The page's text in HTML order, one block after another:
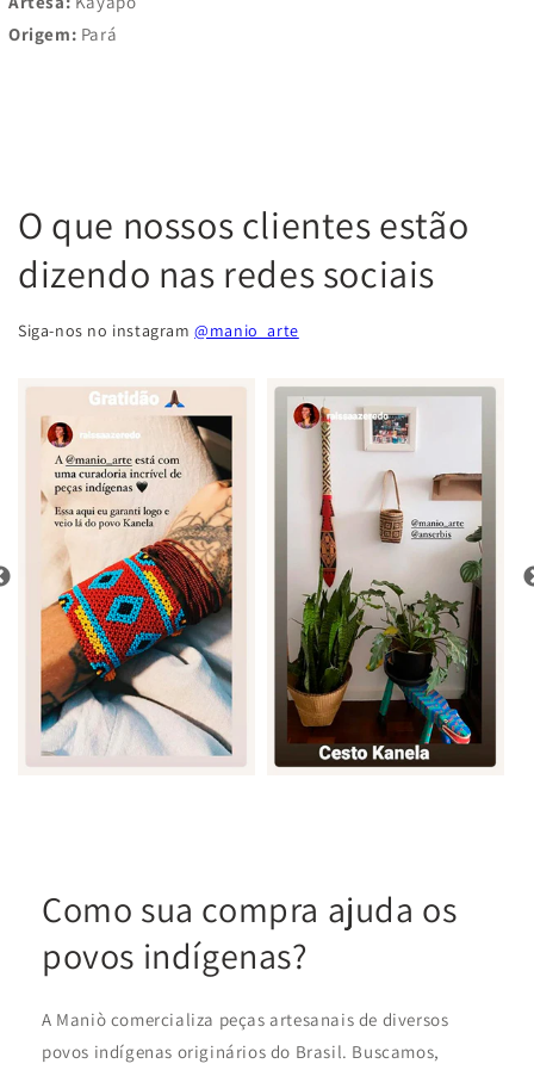
Origem: Pará
O que nossos clientes estão
dizendo nas redes sociais
Siga-nos no instagram@manio_arte
Como sua compra ajuda os
povos indígenas?
A Maniò comercializa peças artesanais de diversos
povos indígenas originários do Brasil. Buscamos,